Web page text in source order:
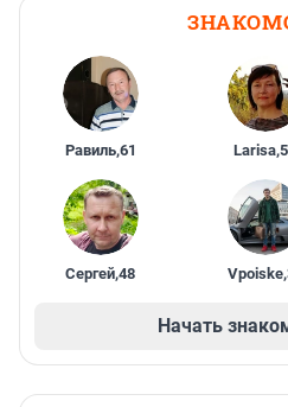
Равиль,61 Larisa,
Сергей,48 Vpoiske,
Начать